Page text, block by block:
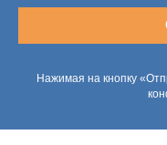
Нажимая на кнопку